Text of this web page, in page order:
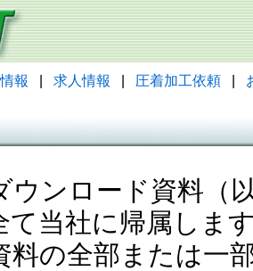
報 求人情報 圧着加工依頼
ウンロード資料（
て当社に帰属しま
料の全部または一